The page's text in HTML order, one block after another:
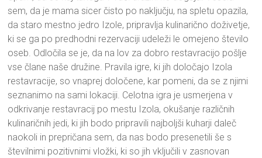
sem, da je mama sicer čisto po naključju, na spletu opazila,
da staro mestno jedro Izole, pripravlja kulinarično doživetje,
ki se ga po predhodni rezervaciji udeleži le omejeno število
oseb. Odločila se je, da na lov za dobro restavracijo pošlje
vse člane naše družine. Pravila igre, ki jih določajo Izola
restavracije, so vnaprej določene, kar pomeni, da se z njimi
seznanimo na sami lokaciji. Celotna igra je usmerjena v
odkrivanje restavracij po mestu Izola, okušanje različnih
kulinaričnih jedi, ki jih bodo pripravili najboljši kuharji daleč
naokoli in prepričana sem, da nas bodo presenetili še s
številnimi pozitivnimi vložki, ki so jih vključili v zasnovan